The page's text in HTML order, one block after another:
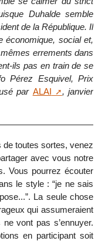
Duhalde semble
de la République. Il
économique, social et,
errements dans
ils pas en train de se
Pérez Esquivel, Prix
par ALAI
, janvier
toutes sortes, venez
avec vous notre
Vous pourrez écouter
le style : “je ne sais
La seule chose
qui assumeraient
vont pas s’ennuyer.
en participant soit